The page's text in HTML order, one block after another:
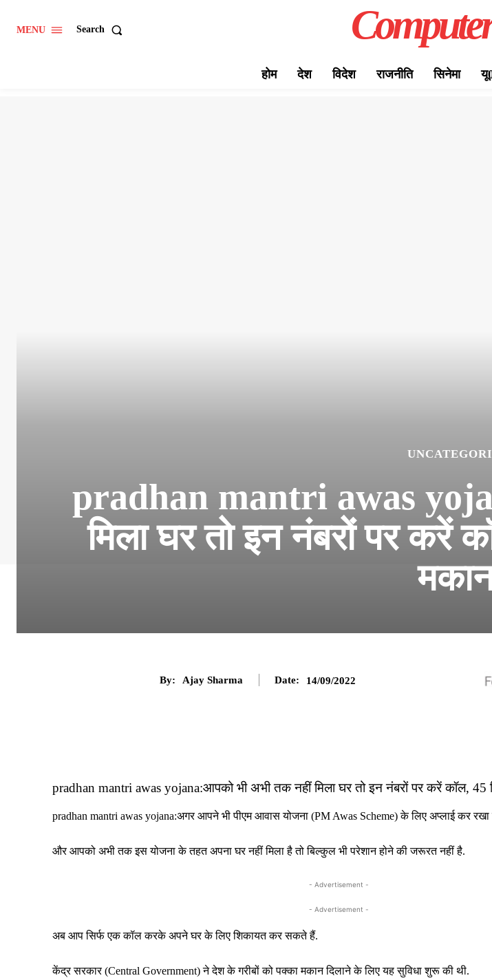
MENU Search
होम देश विदेश राजनीति सिनेमा
pradhan mantri awas
मिला घर तो इन नंबरों पर करें
By: Ajay Sharma Date: 14/09/2022
pradhan mantri awas yojana:आपको भी अभी तक नहीं मिला घर तो इन नंबरों पर करें कॉल, 45
pradhan mantri awas yojana:अगर आपने भी पीएम आवास योजना (PM Awas Scheme) के लिए अप्लाई कर रखा
और आपको अभी तक इस योजना के तहत अपना घर नहीं मिला है तो बिल्कुल भी परेशान होने की जरूरत नहीं है.
- Advertisement -
- Advertisement -
अब आप सिर्फ एक कॉल करके अपने घर के लिए शिकायत कर सकते हैं.
केंद्र सरकार (Central Government) ने देश के गरीबों को पक्का मकान दिलाने के लिए यह सुविधा शुरू की थी.